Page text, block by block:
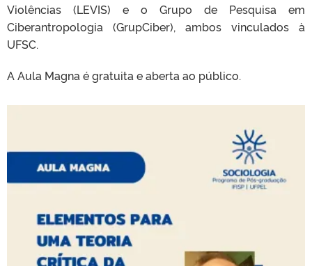
Violências (LEVIS) e o Grupo de Pesquisa em
Ciberantropologia (GrupCiber), ambos vinculados à
UFSC.
A Aula Magna é gratuita e aberta ao público.